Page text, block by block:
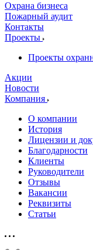
Охрана бизнеса
Пожарный аудит
Контакты
Проекты
Проекты
Акции
Новости
Компания
О компании
История
Лицензии и
Благодарности
Клиенты
Руководители
Отзывы
Вакансии
Реквизиты
Статьи